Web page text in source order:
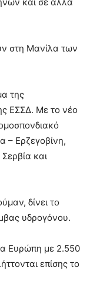
στη Μανίλα των
της
ΕΣΣΔ. Με το νέο
– Ερζεγοβίνη,
και
δίνει το
υδρογόνου.
Ευρώπη με 2.550
επίσης το